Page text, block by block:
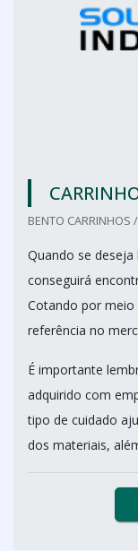
BENTO CARRINHOS
Quando se
conseguirá
Cotando por
referência no
É importante
adquirido com
tipo de cuidado
dos materiais,